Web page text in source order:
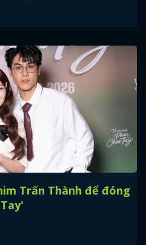
Trấn Thành để đóng